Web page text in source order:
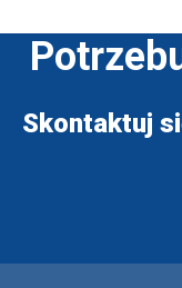
Skontaktuj